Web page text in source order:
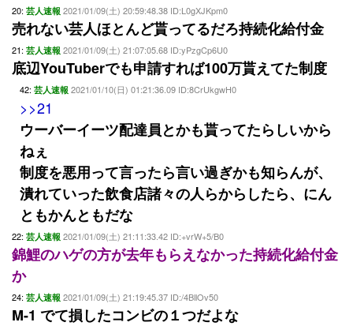
20: 芸人速報 2021/01/09(土) 20:59:48.38 ID:L0gXJKpm0
売れない芸人ほとんど貰ってるだろ持続化給付金
21: 芸人速報 2021/01/09(土) 21:07:05.68 ID:yPzgCp6U0
底辺YouTuberでも申請すれば100万貰えてた制度
42: 芸人速報 2021/01/10(日) 01:21:36.09 ID:8CrUkgwH0
>>21
ウーバーイーツ配達員とかも貰ってたらしいから
ねぇ
制度を悪用って言ったら言い過ぎかも知らんが、
潰れていった飲食店諸々の人らからしたら、にん
ともかんともだな
22: 芸人速報 2021/01/09(土) 21:11:33.42 ID:+vrW+5/B0
錦鯉のハゲの方が去年もらえなかった持続化給付金
か
24: 芸人速報 2021/01/09(土) 21:19:45.37 ID:/4BllOv50
M-1 でて損したコンビの１つだよな